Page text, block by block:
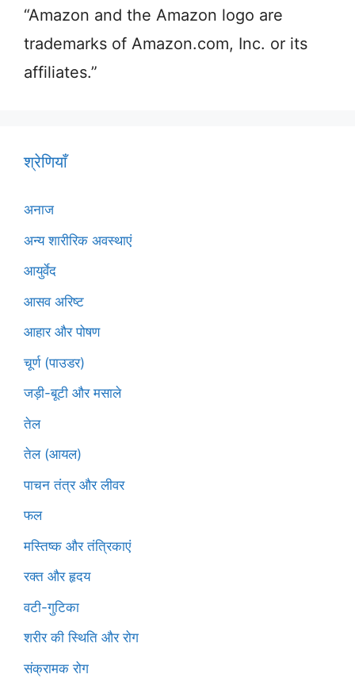
“Amazon and the Amazon logo are
trademarks of Amazon.com, Inc. or its
affiliates.”
श्रेणियाँ
अनाज
अन्य शारीरिक अवस्थाएं
आयुर्वेद
आसव अरिष्ट
आहार और पोषण
चूर्ण (पाउडर)
जड़ी-बूटी और मसाले
तेल
तेल (आयल)
पाचन तंत्र और लीवर
फल
मस्तिष्क और तंत्रिकाएं
रक्त और हृदय
वटी-गुटिका
शरीर की स्थिति और रोग
संक्रामक रोग